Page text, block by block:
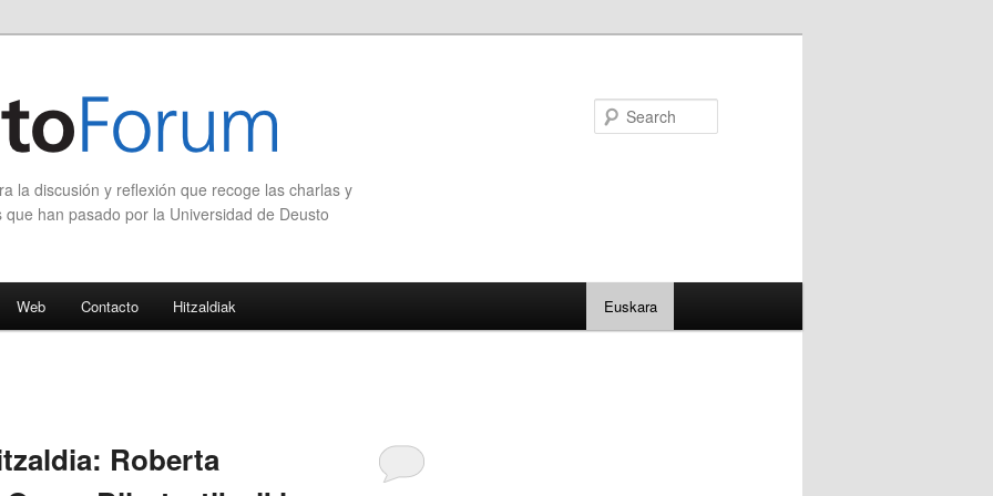
la discusión y reflexión que recoge las charlas y
han pasado por la Universidad de Deusto
Web Contacto Hitzaldiak Euskara
Roberta